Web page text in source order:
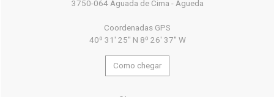
3750-064 Aguada de Cima - Águeda
Coordenadas GPS
40º 31' 25'' N 8º 26' 37'' W
Como chegar